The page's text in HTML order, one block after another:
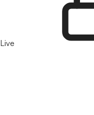
Live